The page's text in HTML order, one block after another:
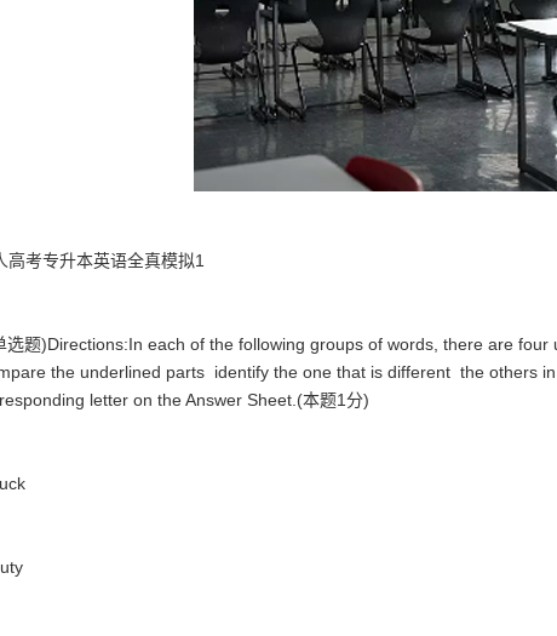
高考专升本英语全真模拟1
选题)Directions:In each of the following groups of words, there are
the underlined parts identify the one that is different the others
letter on the Answer Sheet.(本题1分)